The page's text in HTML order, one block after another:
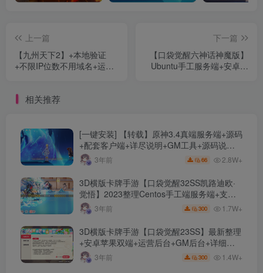
上一篇
【九州天下2】+本地验证
+不限IP位数不用域名+运营
下一篇
【口袋觉醒六神话神魔版】
Ubuntu手工服务端+安卓苹
相关推荐
[一键安装] 【转载】原神3.4真端服务端+源码
+配套客户端+详尽说明+GM工具+源码说明
文件3年前 66 2.8W+
3D横版卡牌手游【口袋觉醒32SS凯路迪欧·
觉悟】2023整理Centos手工端服务端+支付
对接+安卓苹果双端+运营后台+GM授权后台
+代理后台
3年前 300 1.7W+
3D横版卡牌手游【口袋觉醒23SS】最新整理
+安卓苹果双端+运营后台+GM后台+详细搭
建教程3年前 300 1.4W+